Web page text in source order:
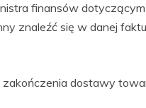
finansów
znaleźć się w danej
dostawy